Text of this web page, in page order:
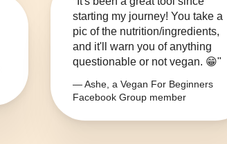
starting my journey! You take a
pic of the nutrition/ingredients,
and it'll warn you of anything
questionable or not vegan. 😁"
— Ashe, a Vegan For Beginners
Facebook Group member